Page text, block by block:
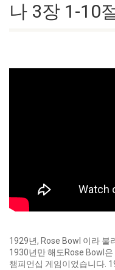
나 3장 1-10
1929년, Rose Bowl 이라 불
1930년만 해도Rose Bowl
챔피언십 게임이었습니다.